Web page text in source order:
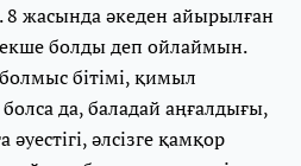
8 жасында әкеден айырылған
болды деп ойлаймын.
бітімі, қимыл
да, баладай аңғалдығы,
әлсізге қамқор